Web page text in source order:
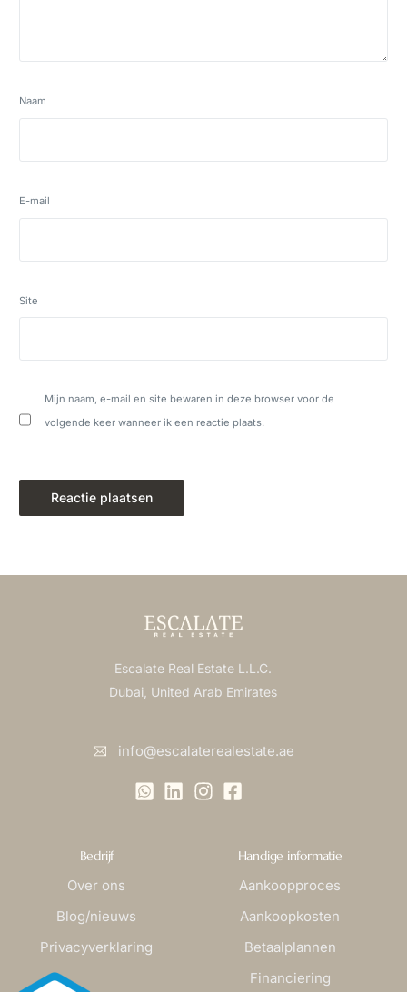
Naam
E-mail
Site
Mijn naam, e-mail en site bewaren in deze browser voor de
volgende keer wanneer ik een reactie plaats.
Escalate Real Estate L.L.C.
Dubai, United Arab Emirates
info@escalaterealestate.ae
Bedrijf
Over ons
Blog/nieuws
Privacyverklaring
Handige informatie
Aankoopproces
Aankoopkosten
Betaalplannen
Financiering